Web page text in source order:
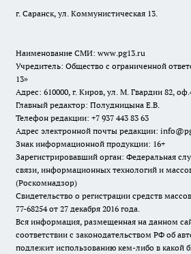
г. Саранск, ул. Коммунистическая 13.
Наименование СМИ: www.pg13.ru
Учредитель: Общество с ограниченной
13»
Адрес: 610000, г. Киров, ул. М. Гвардии 82,
Главный редактор: Полудницына Е.В.
Телефон редакции: +7 937 443 83 63
Адрес электронной почты редакции:
Знак информационной продукции: 16+
Зарегистрировавший орган: Федеральная
связи, информационных технологий и
(Роскомнадзор)
Свидетельство о регистрации средств
77-68254 от 27 декабря 2016 года.
Вся информация, размещенная на данном
соответствии с законодательством РФ об
подлежит использованию кем-либо в какой